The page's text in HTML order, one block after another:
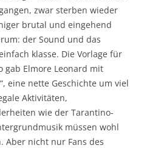
zwar sterben wieder
brutal und eingehend
der Sound und das
klasse. Die Vorlage für
gab Elmore Leonard mit
eine nette Geschichte um viel
Aktivitäten,
wie der Tarantino-
müssen wohl
Aber nicht nur Fans des